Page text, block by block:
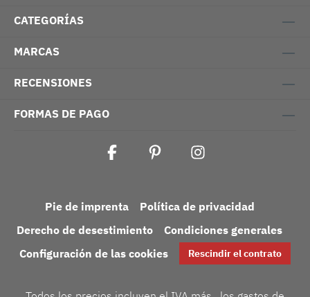
CATEGORÍAS
MARCAS
RECENSIONES
FORMAS DE PAGO
Pie de imprenta
Política de privacidad
Derecho de desestimiento
Condiciones generales
Configuración de las cookies
Rescindir el contrato